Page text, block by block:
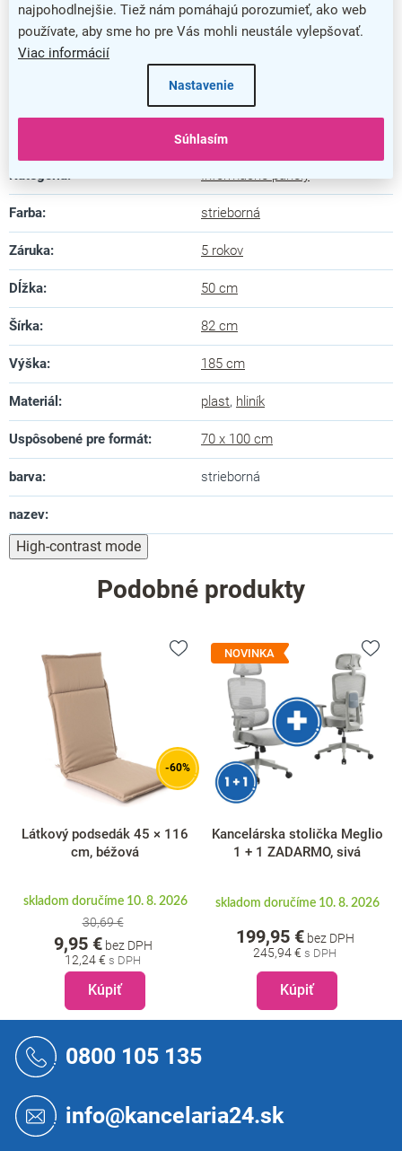
najpohodlnejšie. Tiež nám pomáhajú porozumieť, ako web
používate, aby sme ho pre Vás mohli neustále vylepšovať.
Viac informácií
Nastavenie
Súhlasím
Obojstranný plagátový stojan
Dodatočné parametre
Kategória
Farba: strieborná
Záruka: 5 rokov
Dĺžka: 50 cm
Šírka: 82 cm
Výška: 185 cm
Materiál : plast, hliník
Uspôsobené pre formát: 70 x 100 cm
barva: strieborná
nazev:
High-contrast mode
Podobné produkty
-60%
Látkový podsedák 45 × 116
cm, béžová
skladom doručíme 10. 8. 2026
30,69 €
12,24 €
9,95 €bez DPH
Kúpiť
NOVINKA
Kancelárska stolička Meglio
1 + 1 ZADARMO, sivá
skladom doručíme 10. 8. 2026
245,94 €
199,95 €bez DPH
Kúpiť
0800 105 135
info@kancelaria24.sk